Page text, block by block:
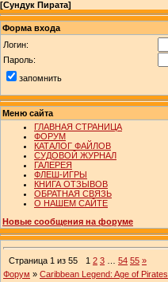
[Сундук Пирата]
Форма входа
Логин:
Пароль:
запомнить
Меню сайта
ГЛАВНАЯ СТРАНИЦА
ФОРУМ
КАТАЛОГ ФАЙЛОВ
СУДОВОЙ ЖУРНАЛ
ГАЛЕРЕЯ
ФЛЕШ-ИГРЫ
КНИГА ОТЗЫВОВ
ОБРАТНАЯ СВЯЗЬ
О НАШЕМ САЙТЕ
Новые сообщения на форуме
Страница 1 из 55 1 2 3 54 55 »
Форум » Caribbean Legend: Age of Pirates